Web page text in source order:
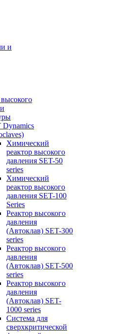
и
Dynamics
Химический
реактор высокого
давления SET-50
series
Химический
реактор высокого
давления SET-100
Series
Реактор высокого
давления
(Автоклав) SET-300
series
Реактор высокого
давления
(Автоклав) SET-500
series
Реактор высокого
давления
(Автоклав) SET-
1000 series
Система для
сверхкритической